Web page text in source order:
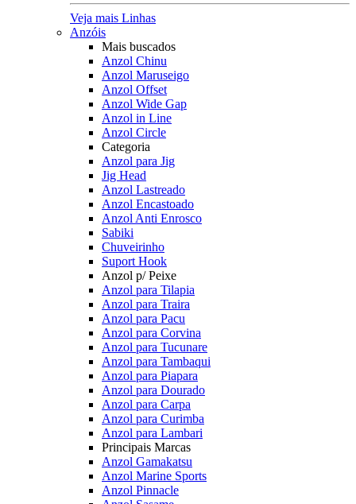
Veja mais Linhas
Anzóis
Mais buscados
Anzol Chinu
Anzol Maruseigo
Anzol Offset
Anzol Wide Gap
Anzol in Line
Anzol Circle
Categoria
Anzol para Jig
Jig Head
Anzol Lastreado
Anzol Encastoado
Anzol Anti Enrosco
Sabiki
Chuveirinho
Suport Hook
Anzol p/ Peixe
Anzol para Tilapia
Anzol para Traira
Anzol para Pacu
Anzol para Corvina
Anzol para Tucunare
Anzol para Tambaqui
Anzol para Piapara
Anzol para Dourado
Anzol para Carpa
Anzol para Curimba
Anzol para Lambari
Principais Marcas
Anzol Gamakatsu
Anzol Marine Sports
Anzol Pinnacle